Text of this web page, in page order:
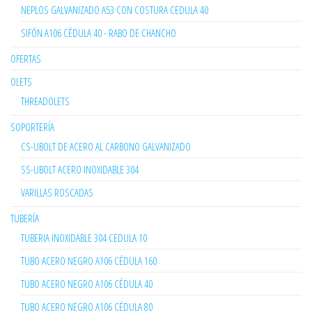
NEPLOS GALVANIZADO A53 CON COSTURA CEDULA 40
SIFÓN A106 CÉDULA 40 - RABO DE CHANCHO
OFERTAS
OLETS
THREADOLETS
SOPORTERÍA
CS-UBOLT DE ACERO AL CARBONO GALVANIZADO
SS-UBOLT ACERO INOXIDABLE 304
VARILLAS ROSCADAS
TUBERÍA
TUBERIA INOXIDABLE 304 CEDULA 10
TUBO ACERO NEGRO A106 CÉDULA 160
TUBO ACERO NEGRO A106 CÉDULA 40
TUBO ACERO NEGRO A106 CÉDULA 80